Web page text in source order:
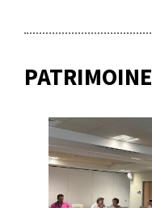
PATRIMOINE